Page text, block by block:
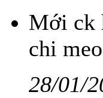
Mới ck
chi
28/01/